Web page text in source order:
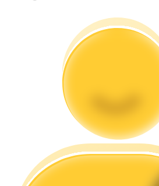
Big data-analys inklusive
Guide
Futures startguide